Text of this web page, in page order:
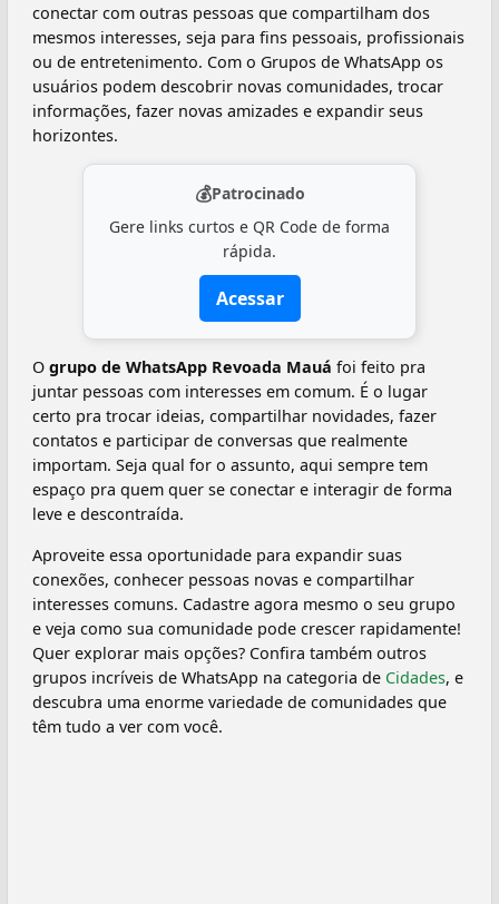
conectar com outras pessoas que compartilham dos
mesmos interesses, seja para fins pessoais, profissionais
ou de entretenimento. Com o Grupos de WhatsApp os
usuários podem descobrir novas comunidades, trocar
informações, fazer novas amizades e expandir seus
horizontes.
💰Patrocinado
Gere links curtos e QR Code de forma
rápida.
Acessar
O grupo de WhatsApp Revoada Mauá foi feito pra
juntar pessoas com interesses em comum. É o lugar
certo pra trocar ideias, compartilhar novidades, fazer
contatos e participar de conversas que realmente
importam. Seja qual for o assunto, aqui sempre tem
espaço pra quem quer se conectar e interagir de forma
leve e descontraída.
Aproveite essa oportunidade para expandir suas
conexões, conhecer pessoas novas e compartilhar
interesses comuns. Cadastre agora mesmo o seu grupo
e veja como sua comunidade pode crescer rapidamente!
Quer explorar mais opções? Confira também outros
grupos incríveis de WhatsApp na categoria de Cidades, e
descubra uma enorme variedade de comunidades que
têm tudo a ver com você.